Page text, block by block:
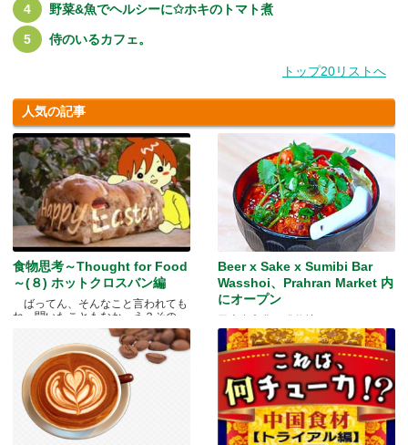
野菜&魚でヘルシーに✩ホキのトマト煮
侍のいるカフェ。
トップ20リストへ
人気の記事
食物思考～Thought for Food
～(８) ホットクロスバン編
ばってん、そんなこと言われても
ね、聞いたこともなか。え？その
Beer x Sake x Sumibi Bar
Wasshoi、Prahran Market 内
にオープン